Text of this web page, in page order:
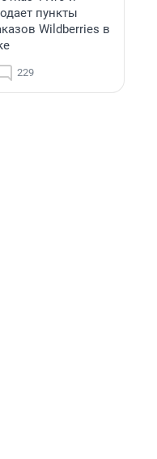
пункты
Wildberries в
229